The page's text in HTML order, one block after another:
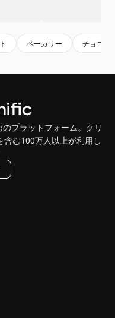
ベーカリー チョコレ
プラットフォーム。クリ
む100万人以上が利用し